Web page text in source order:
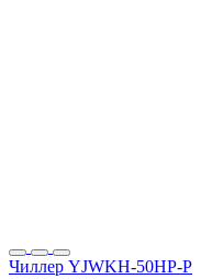
Чиллер YJWKH-50HP-P